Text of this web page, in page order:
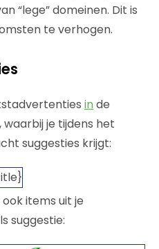
“lege” domeinen. Dit is
te verhogen.
in de
waarbij je tijdens het
suggesties krijgt:
items uit je
suggestie: